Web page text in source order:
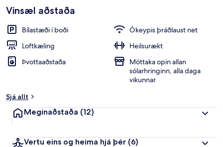
uppáhaldi
hjá
gestum
p
e
n
á
Vinsæl aðstaða
Bílastæði í boði
Ókeypis þráðlaust net
Loftkæling
Heilsurækt
Þvottaaðstaða
Móttaka opin allan
sólarhringinn, alla daga
vikunnar
Sjá allt
Meginaðstaða (12)
Vertu eins og heima hjá þér (6)